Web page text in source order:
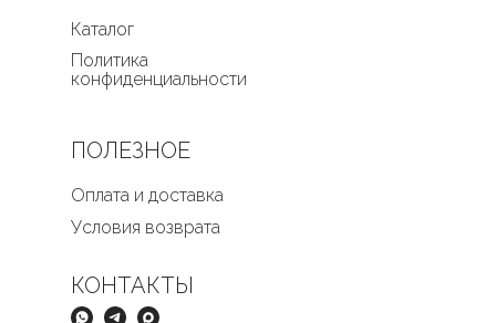
ПОЛЕЗНОЕ
Оплата и доставка
Условия возврата
Каталог
Политика
конфиденциальности
КОНТАКТЫ